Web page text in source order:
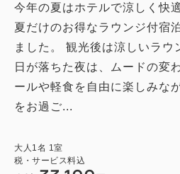
今年の夏はホテルで涼しく快
夏だけのお得なラウンジ付宿
ました。 観光後は涼しいラウ
日が落ちた夜は、ムードの変
ールや軽食を自由に楽しみな
をお過ご...
大人 1 名 1 室
税・サービス料込